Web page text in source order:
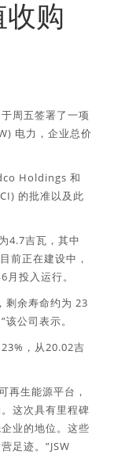
购
周五签署了一项
电力，企业总价
Holdings 和
的批准以及此
4.7吉瓦，其中
前正在建设中，
投入运行。
剩余寿命约为 23
公司表示。
，从20.02吉
再生能源平台，
这次具有里程碑
业的地位。这些
足迹。”JSW